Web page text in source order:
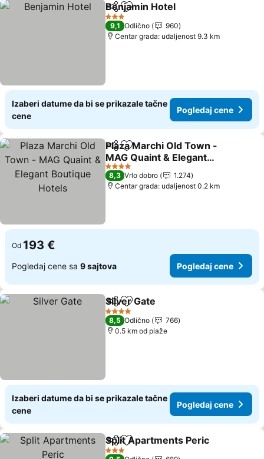
Deli Dodati u favorite
Benjamin Hotel
3 Zvezdice
9,1 Odlično
960
Centar grada: udaljenost 9.3 km
Izaberi datume da bi se prikazale tačne
cene
Pogledaj cene
Deli Dodati u favorite
Plaza Marchi Old Town -
MAG Quaint & Elegant
Boutique Hotels
4 Zvezdice
8,3 Vrlo dobro
1.274
Centar grada: udaljenost 0.2 km
Od 193 €
Pogledaj cene sa 9 sajtova Pogledaj cene
Deli Dodati u favorite
Silver Gate
4 Zvezdice
8,5 Odlično
766
0.5 km od plaže
Izaberi datume da bi se prikazale tačne
cene
Pogledaj cene
Deli Dodati u favorite
Split Apartments Peric
3 Zvezdice